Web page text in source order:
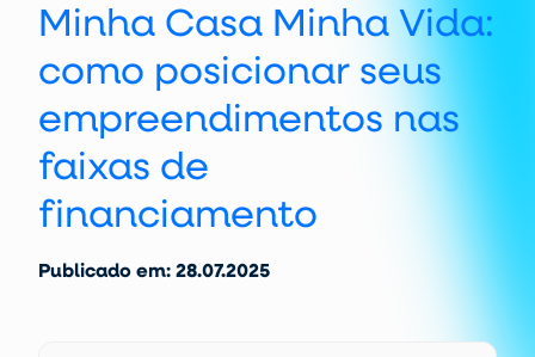
Minha Casa Minha Vida:
como posicionar seus
empreendimentos nas
faixas de
financiamento
Publicado em: 28.07.2025